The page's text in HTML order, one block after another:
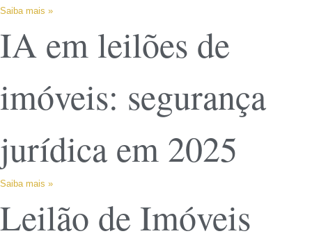
Saiba mais »
IA em leilões de
imóveis: segurança
jurídica em 2025
Saiba mais »
Leilão de Imóveis